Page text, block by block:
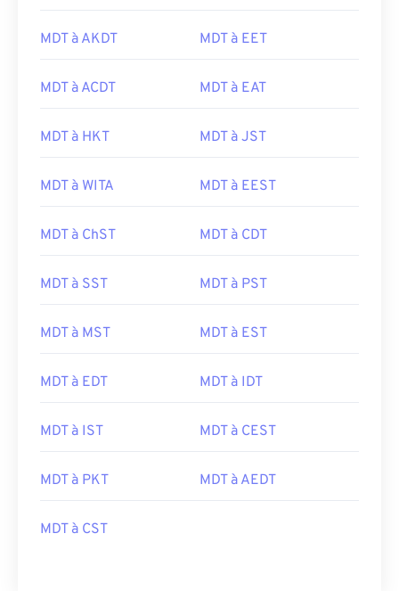
MDT à AKDT MDT à EET
MDT à ACDT MDT à EAT
MDT à HKT MDT à JST
MDT à WITA MDT à EEST
MDT à ChST MDT à CDT
MDT à SST MDT à PST
MDT à MST MDT à EST
MDT à EDT MDT à IDT
MDT à IST MDT à CEST
MDT à PKT MDT à AEDT
MDT à CST